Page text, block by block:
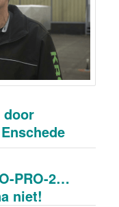
door
PRO-2…
niet!